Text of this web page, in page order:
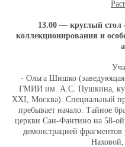
13.00 — круглый стол
коллекционирования и
- Ольга Шишко (заведующая
ГМИИ им. А.С. Пушкина,
XXI, Москва). Специальный
пребывает начало. Тайное
церкви Сан-Фантино на 58-
демонстрацией